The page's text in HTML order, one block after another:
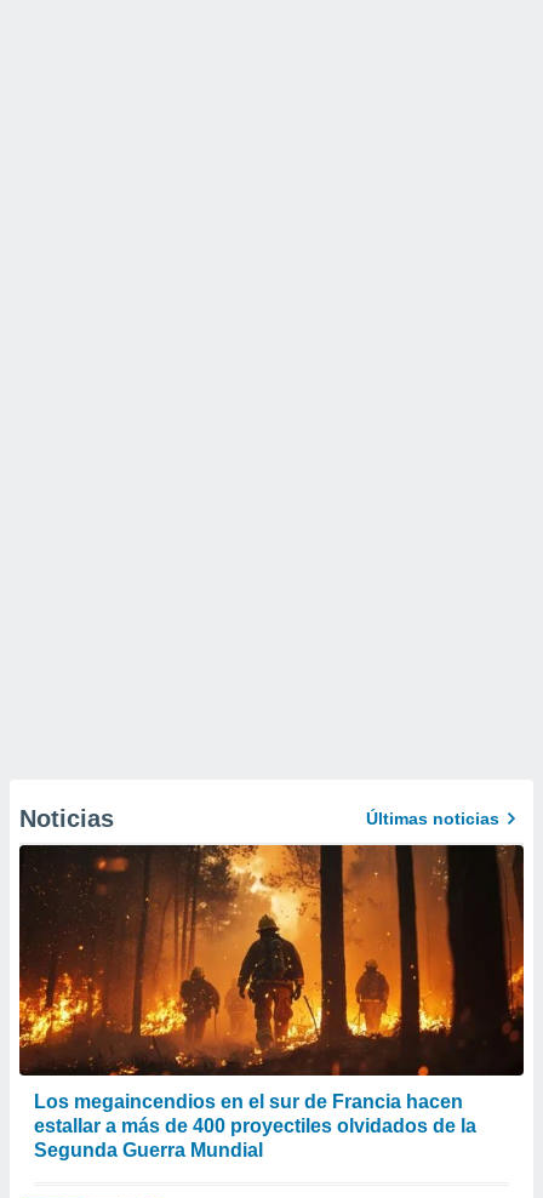
Noticias Últimas noticias
Los megaincendios en el sur de Francia hacen
estallar a más de 400 proyectiles olvidados de la
Segunda Guerra Mundial